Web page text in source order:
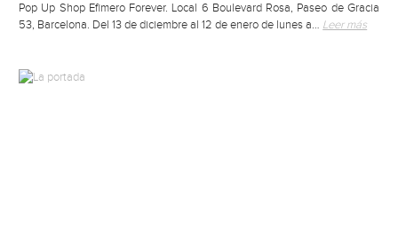
Pop Up Shop Efimero Forever. Local 6 Boulevard Rosa, Paseo de Gracia
53, Barcelona. Del 13 de diciembre al 12 de enero de lunes a… Leer más